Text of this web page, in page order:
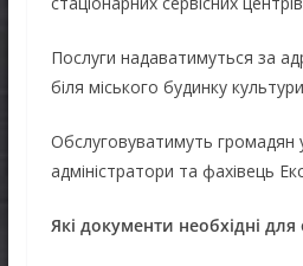
Послуги надаватимуться за
біля міського будинку
Обслуговуватимуть
адміністратори та фахівець
Які документи необхідні